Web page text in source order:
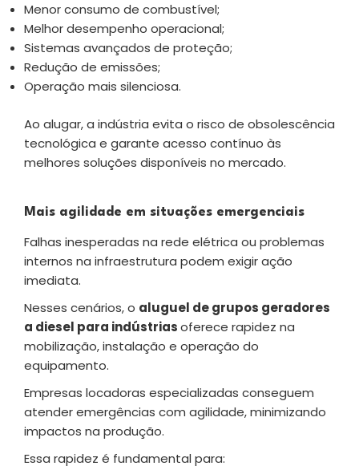
Menor consumo de combustível;
Melhor desempenho operacional;
Sistemas avançados de proteção;
Redução de emissões;
Operação mais silenciosa.
Ao alugar, a indústria evita o risco de obsolescência
tecnológica e garante acesso contínuo às
melhores soluções disponíveis no mercado.
Mais agilidade em situações emergenciais
Falhas inesperadas na rede elétrica ou problemas
internos na infraestrutura podem exigir ação
imediata.
Nesses cenários, o aluguel de grupos geradores
a diesel para indústriasoferece rapidez na
mobilização, instalação e operação do
equipamento.
Empresas locadoras especializadas conseguem
atender emergências com agilidade, minimizando
impactos na produção.
Essa rapidez é fundamental para: